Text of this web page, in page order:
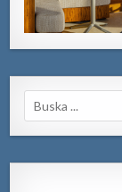
Search
for: